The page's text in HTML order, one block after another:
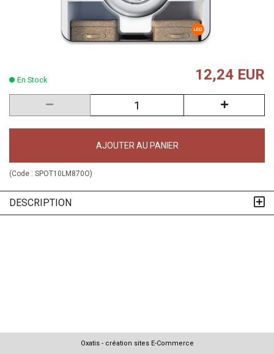
En Stock 12,24 EUR
AJOUTER AU PANIER
(Code : SPOT10LM870O)
DESCRIPTION
Oxatis - création sites E-Commerce